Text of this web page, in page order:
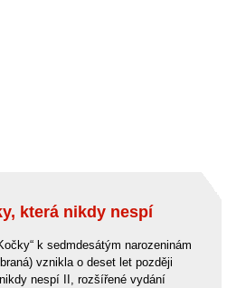
která nikdy nespí
k sedmdesátým narozeninám
vznikla o deset let později
nespí II, rozšířené vydání